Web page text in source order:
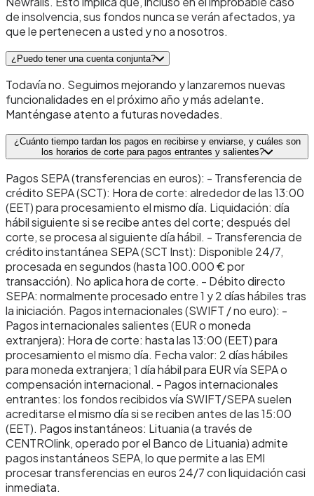
de insolvencia, sus fondos nunca se verán afectados, ya
que le pertenecen a usted y no a nosotros.
¿Puedo tener una cuenta conjunta?
Todavía no. Seguimos mejorando y lanzaremos nuevas
funcionalidades en el próximo año y más adelante.
Manténgase atento a futuras novedades.
¿Cuánto tiempo tardan los pagos en recibirse y enviarse, y cuáles son
los horarios de corte para pagos entrantes y salientes?
Pagos SEPA (transferencias en euros): - Transferencia de
crédito SEPA (SCT): Hora de corte: alrededor de las 13:00
(EET) para procesamiento el mismo día. Liquidación: día
hábil siguiente si se recibe antes del corte; después del
corte, se procesa al siguiente día hábil. - Transferencia de
crédito instantánea SEPA (SCT Inst): Disponible 24/7,
procesada en segundos (hasta 100.000 € por
transacción). No aplica hora de corte. - Débito directo
SEPA: normalmente procesado entre 1 y 2 días hábiles tras
la iniciación. Pagos internacionales (SWIFT / no euro): -
Pagos internacionales salientes (EUR o moneda
extranjera): Hora de corte: hasta las 13:00 (EET) para
procesamiento el mismo día. Fecha valor: 2 días hábiles
para moneda extranjera; 1 día hábil para EUR vía SEPA o
compensación internacional. - Pagos internacionales
entrantes: los fondos recibidos vía SWIFT/SEPA suelen
acreditarse el mismo día si se reciben antes de las 15:00
(EET). Pagos instantáneos: Lituania (a través de
CENTROlink, operado por el Banco de Lituania) admite
pagos instantáneos SEPA, lo que permite a las EMI
procesar transferencias en euros 24/7 con liquidación casi
inmediata.